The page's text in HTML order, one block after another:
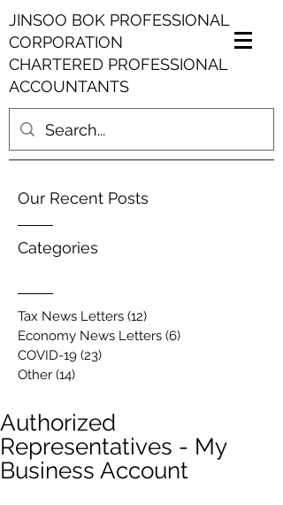
JINSOO BOK PROFESSIONAL
CORPORATION
CHARTERED PROFESSIONAL
ACCOUNTANTS
Our Recent Posts
Categories
Tax News Letters (12)
Economy News Letters (6)
COVID-19 (23)
Other (14)
Authorized
Representatives - My
Business Account